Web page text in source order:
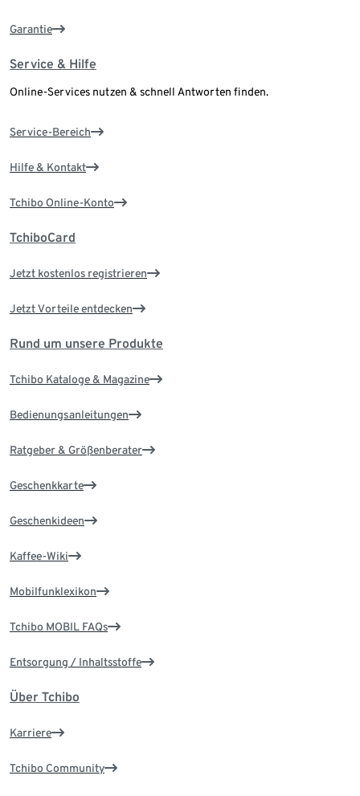
Garantie
Service & Hilfe
Online-Services nutzen & schnell Antworten finden.
Service-Bereich
Hilfe & Kontakt
Tchibo Online-Konto
TchiboCard
Jetzt kostenlos registrieren
Jetzt Vorteile entdecken
Rund um unsere Produkte
Tchibo Kataloge & Magazine
Bedienungsanleitungen
Ratgeber & Größenberater
Geschenkkarte
Geschenkideen
Kaffee-Wiki
Mobilfunklexikon
Tchibo MOBIL FAQs
Entsorgung / Inhaltsstoffe
Über Tchibo
Karriere
Tchibo Community